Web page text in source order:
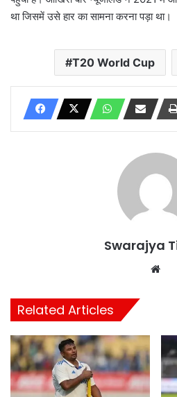
था जिसमें उसे हार का सामना करना पड़ा था।
T20 World Cup
Swarajya
Related Articles